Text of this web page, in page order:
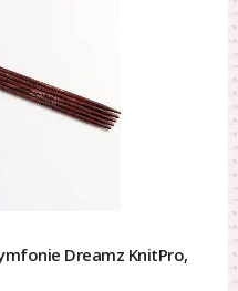
Dreamz KnitPro,